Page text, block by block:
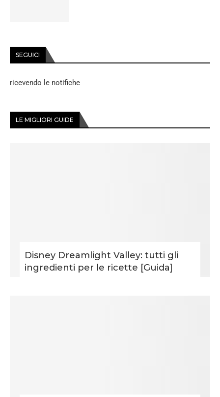
SEGUICI
ricevendo le notifiche
LE MIGLIORI GUIDE
Disney Dreamlight Valley: tutti gli
ingredienti per le ricette [Guida]